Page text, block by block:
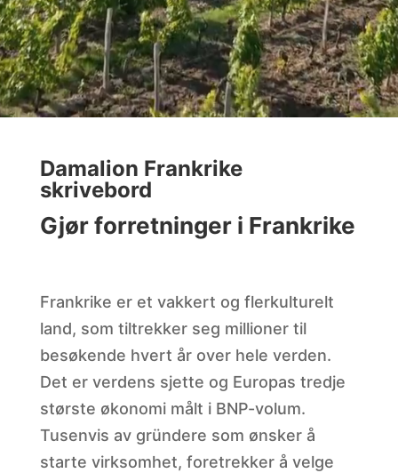
Damalion Frankrike
skrivebord
Gjør forretninger i Frankrike
Frankrike er et vakkert og flerkulturelt
land, som tiltrekker seg millioner til
besøkende hvert år over hele verden.
Det er verdens sjette og Europas tredje
største økonomi målt i BNP-volum.
Tusenvis av gründere som ønsker å
starte virksomhet, foretrekker å velge